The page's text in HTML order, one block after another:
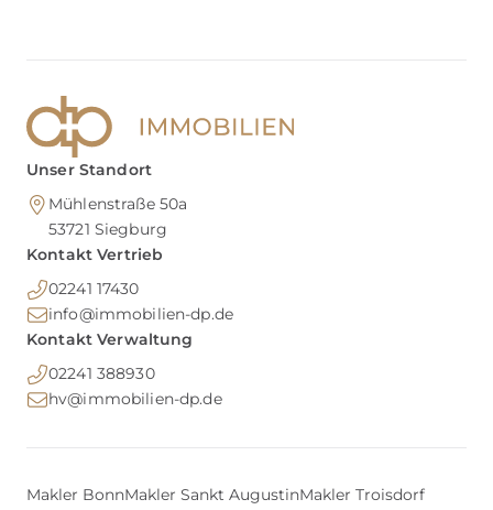
Unser Standort
Mühlenstraße 50a
53721 Siegburg
Kontakt Vertrieb
02241 17430
info@immobilien-dp.de
Kontakt Verwaltung
02241 388930
hv@immobilien-dp.de
Makler BonnMakler Sankt AugustinMakler Troisdorf